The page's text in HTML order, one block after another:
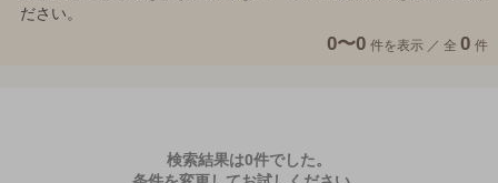
ださい。
0〜0 件を表示 ／ 全 0 件
検索結果は0件でした。